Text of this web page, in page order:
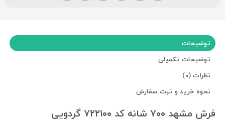
توضیحات
توضیحات تکمیلی
نظرات (0)
نحوه خرید و ثبت سفارش
فرش مشهد ۷۰۰ شانه کد ۷۲۲۱۰۰ گردویی